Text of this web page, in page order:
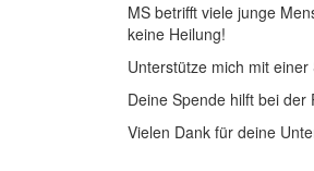
MS betrifft viele junge
keine Heilung!
Unterstütze mich mit
Deine Spende hilft bei
Vielen Dank für deine